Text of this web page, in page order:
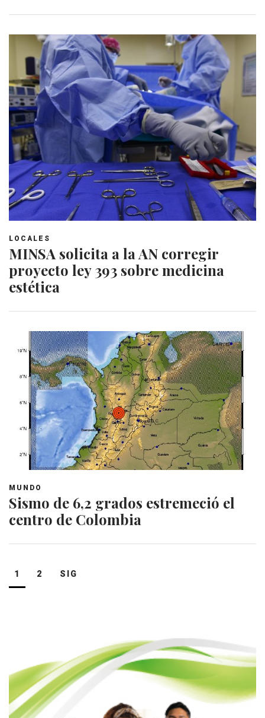
LOCALES
MINSA solicita a la AN corregir
proyecto ley 393 sobre medicina
estética
MUNDO
Sismo de 6,2 grados estremeció el
centro de Colombia
Navegación
de
1 2 SIG